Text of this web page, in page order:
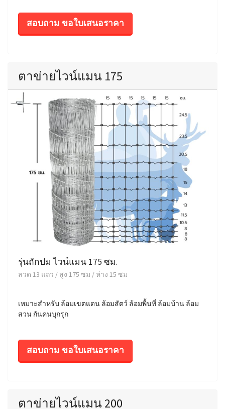
สอบถาม ขอใบเสนอราคา
ตาข่ายไวน์แมน 175
รุ่นถักปม ไวน์แมน 175 ซม.
ลวด 13 แถว / สูง 175 ซม / ห่าง 15 ซม
เหมาะสำหรับ ล้อมเขตแดน ล้อมสัตว์ ล้อมพื้นที่ ล้อมบ้าน ล้อม
สวน กันคนบุกรุก
สอบถาม ขอใบเสนอราคา
ตาข่ายไวน์แมน 200